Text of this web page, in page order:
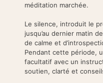
méditation marchée.
Le silence, introduit le
jusqu’au dernier matin
de calme et
Pendant cette période,
facultatif avec un
soutien, clarté et